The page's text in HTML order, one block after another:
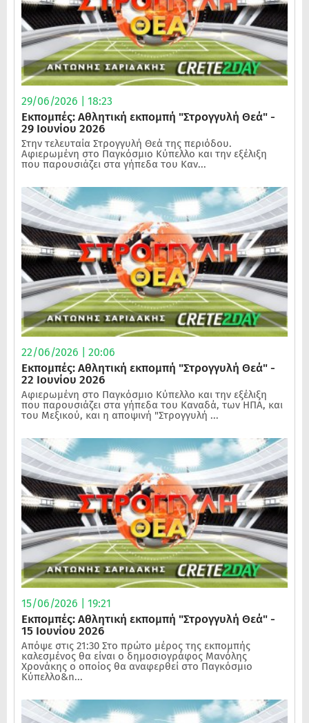
29/06/2026 | 18:23
Εκπομπές: Αθλητική εκπομπή "Στρογγυλή Θεά" -
29 Ιουνίου 2026
Στην τελευταία Στρογγυλή Θεά της περιόδου.
Αφιερωμένη στο Παγκόσμιο Κύπελλο και την εξέλιξη
που παρουσιάζει στα γήπεδα του Καν...
22/06/2026 | 20:06
Εκπομπές: Αθλητική εκπομπή "Στρογγυλή Θεά" -
22 Ιουνίου 2026
Αφιερωμένη στο Παγκόσμιο Κύπελλο και την εξέλιξη
που παρουσιάζει στα γήπεδα του Καναδά, των ΗΠΑ, και
του Μεξικού, και η αποψινή "Στρογγυλή ...
15/06/2026 | 19:21
Εκπομπές: Αθλητική εκπομπή "Στρογγυλή Θεά" -
15 Ιουνίου 2026
Απόψε στις 21:30 Στο πρώτο μέρος της εκπομπής
καλεσμένος θα είναι ο δημοσιογράφος Μανόλης
Χρονάκης ο οποίος θα αναφερθεί στο Παγκόσμιο
Κύπελλο&n...